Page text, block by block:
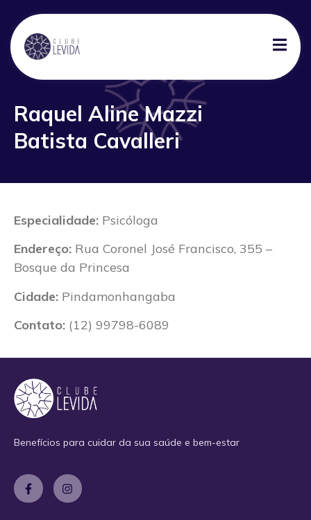
Raquel Aline Mazzi
Batista Cavalleri
Especialidade: Psicóloga
Endereço: Rua Coronel José Francisco, 355 –
Bosque da Princesa
Cidade: Pindamonhangaba
Contato: (12) 99798-6089
Benefícios para cuidar da sua saúde e bem-estar